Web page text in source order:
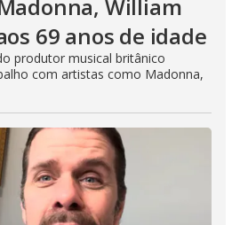
William
69 anos de idade
produtor musical britânico
com artistas como Madonna,